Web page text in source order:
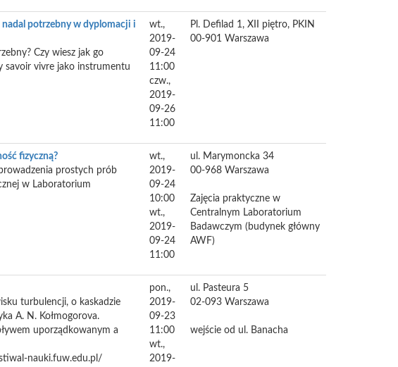
potrzebny w dyplomacji i
Czy wiesz jak go
savoir vivre jako instrumentu
wt.,
2019-
09-24
11:00
czw.,
2019-
09-26
11:00
Pl. Defilad 1, XII piętro, PKIN
00-901 Warszawa
fizyczną?
prostych prób
w Laboratorium
wt.,
2019-
09-24
10:00
wt.,
2019-
09-24
11:00
ul. Marymoncka 34
00-968 Warszawa
Zajęcia praktyczne w
Centralnym Laboratorium
Badawczym (budynek główny
AWF)
turbulencji, o kaskadzie
A. N. Kołmogorova.
uporządkowanym a
nauki.fuw.edu.pl/
pon.,
2019-
09-23
11:00
wt.,
2019-
ul. Pasteura 5
02-093 Warszawa
wejście od ul. Banacha